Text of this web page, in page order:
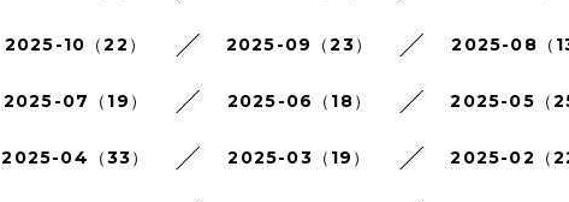
2025-10（22） 2025-09（23） 2025-08（13
2025-07（19） 2025-06（18） 2025-05（
2025-04（33） 2025-03（19） 2025-02（